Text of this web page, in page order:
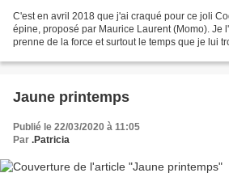
C'est en avril 2018 que j'ai craqué pour ce joli
épine, proposé par Maurice Laurent (Momo). Je
prenne de la force et surtout le temps que je lui
Jaune printemps
Publié le 22/03/2020 à 11:05
Par .Patricia